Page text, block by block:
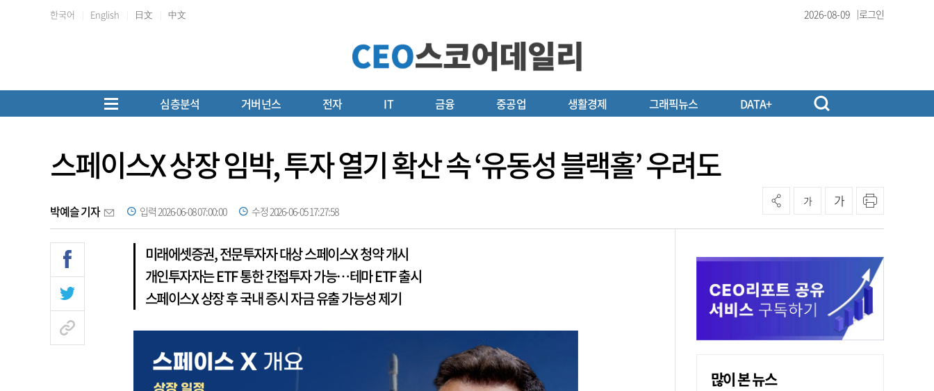
한국어 English 日文 中文 2026-08-09 로그인
심층분석 거버넌스 전자 IT 금융 중공업 생활경제 그래픽뉴스 DATA+
스페이스X 상장 임박, 투자 열기 확산 속 ‘유동성 블랙홀’ 우려도
박예슬 기자 입력 2026-06-08 07:00:00 수정 2026-06-05 17:27:58
가 가
미래에셋증권, 전문투자자 대상 스페이스X 청약 개시
개인투자자는 ETF 통한 간접투자 가능…테마 ETF 출시
스페이스X 상장 후 국내 증시 자금 유출 가능성 제기
많이 본 뉴스